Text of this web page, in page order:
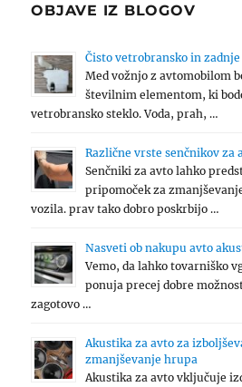
OBJAVE IZ BLOGOV
Čisto vetrobransko in
Med vožnjo z avtomobilom
številnim elementom, ki
vetrobransko steklo. Voda, prah, …
Različne vrste senčnikov za
Senčniki za avto lahko
pripomoček za
vozila. prav tako dobro poskrbijo …
Nasveti ob nakupu avto
Vemo, da lahko tovarniško
ponuja precej dobre
zagotovo …
Akustika za avto za
zmanjševanje hrupa
Akustika za avto vključuje